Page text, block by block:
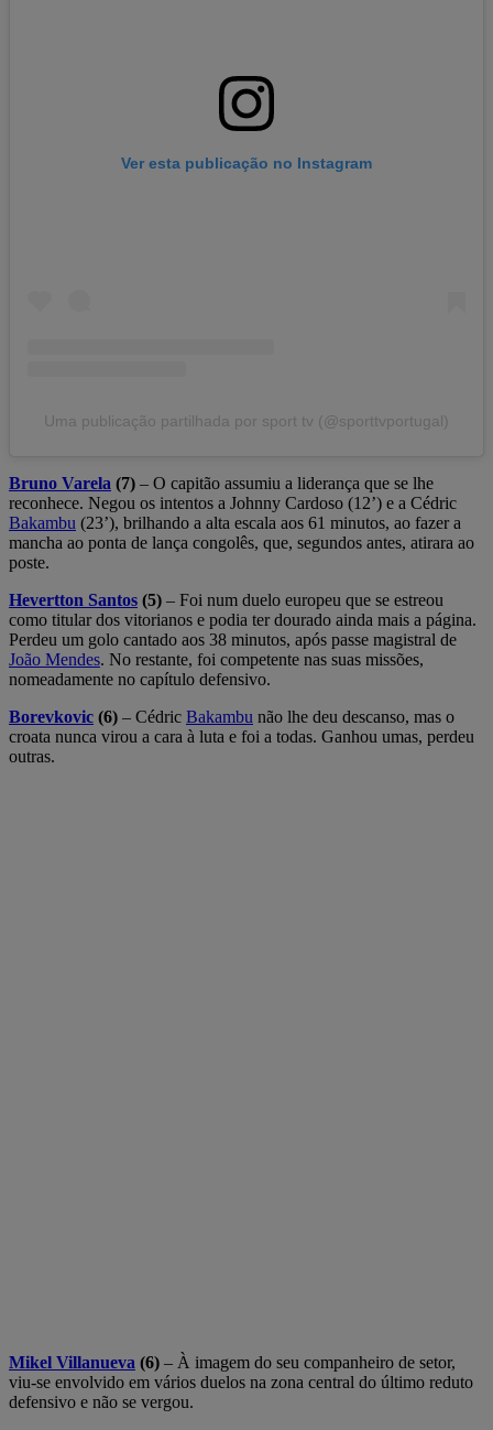
Ver esta publicação no Instagram
Uma publicação partilhada por sport tv (@sporttvportugal)
Bruno Varela (7) – O capitão assumiu a liderança que se lhe
reconhece. Negou os intentos a Johnny Cardoso (12’) e a Cédric
Bakambu (23’), brilhando a alta escala aos 61 minutos, ao fazer a
mancha ao ponta de lança congolês, que, segundos antes, atirara ao
poste.
Hevertton Santos (5) – Foi num duelo europeu que se estreou
como titular dos vitorianos e podia ter dourado ainda mais a página.
Perdeu um golo cantado aos 38 minutos, após passe magistral de
João Mendes. No restante, foi competente nas suas missões,
nomeadamente no capítulo defensivo.
Borevkovic (6) – Cédric Bakambu não lhe deu descanso, mas o
croata nunca virou a cara à luta e foi a todas. Ganhou umas, perdeu
outras.
Mikel Villanueva (6) – À imagem do seu companheiro de setor,
viu-se envolvido em vários duelos na zona central do último reduto
defensivo e não se vergou.